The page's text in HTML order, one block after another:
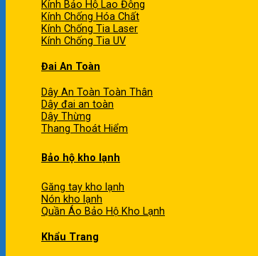
Kính Bảo Hộ Lao Động
Kính Chống Hóa Chất
Kính Chống Tia Laser
Kính Chống Tia UV
Đai An Toàn
Dây An Toàn Toàn Thân
Dây đai an toàn
Dây Thừng
Thang Thoát Hiểm
Bảo hộ kho lạnh
Găng tay kho lạnh
Nón kho lạnh
Quần Áo Bảo Hộ Kho Lạnh
Khẩu Trang